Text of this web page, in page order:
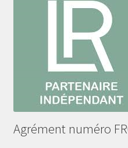
Agrément numéro